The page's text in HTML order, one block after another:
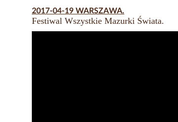
2017-04-19 WARSZAWA.
Festiwal Wszystkie Mazurki Świata.